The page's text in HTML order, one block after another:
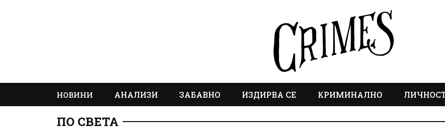
НОВИНИ АНАЛИЗИ ЗАБАВНО ИЗДИРВА СЕ КРИМИНАЛНО
ПО СВЕТА